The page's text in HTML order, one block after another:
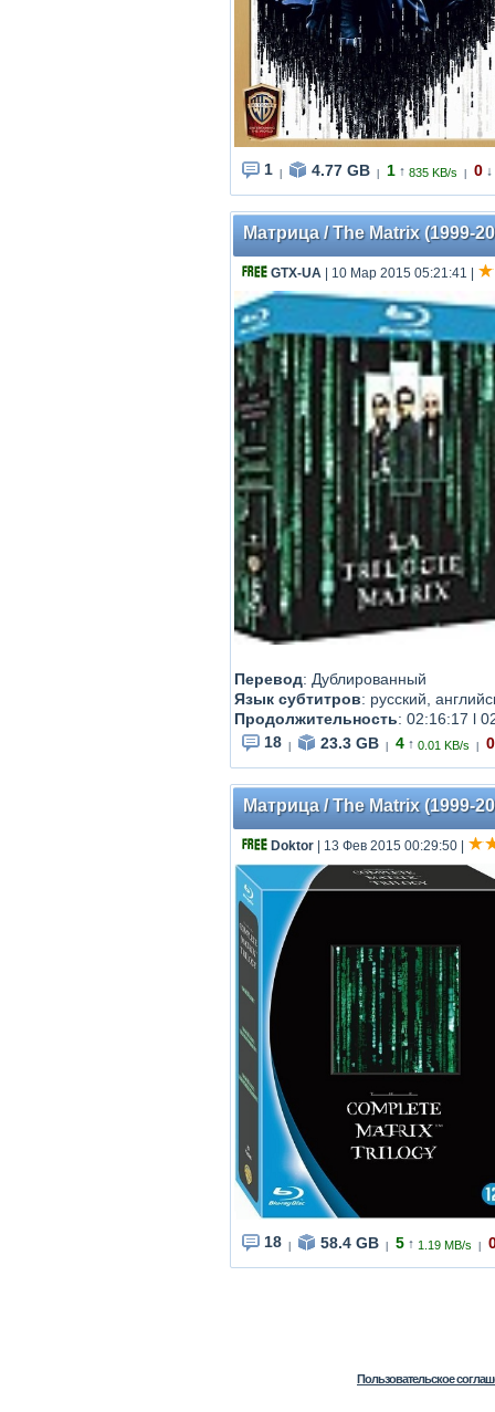
1 4.77 GB 1 ↑ 835 KB/s 0 ↓
Матрица / The Matrix (1999-
GTX-UA | 10 Мар 2015 05:21:41
Перевод: Дублированный
Язык субтитров: русский,
Продолжительность: 02:16:17 l
18
23.3 GB 4 ↑ 0.01 KB/s 0
Матрица / The Matrix (1999-
Doktor | 13 Фев 2015 00:29:50
18 58.4 GB 5 ↑ 1.19 MB/s
Пользовательское